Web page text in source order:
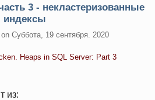
3 - некластеризованные
индексы
on Суббота, 19 сентября. 2020
Heaps in SQL Server: Part 3
из: